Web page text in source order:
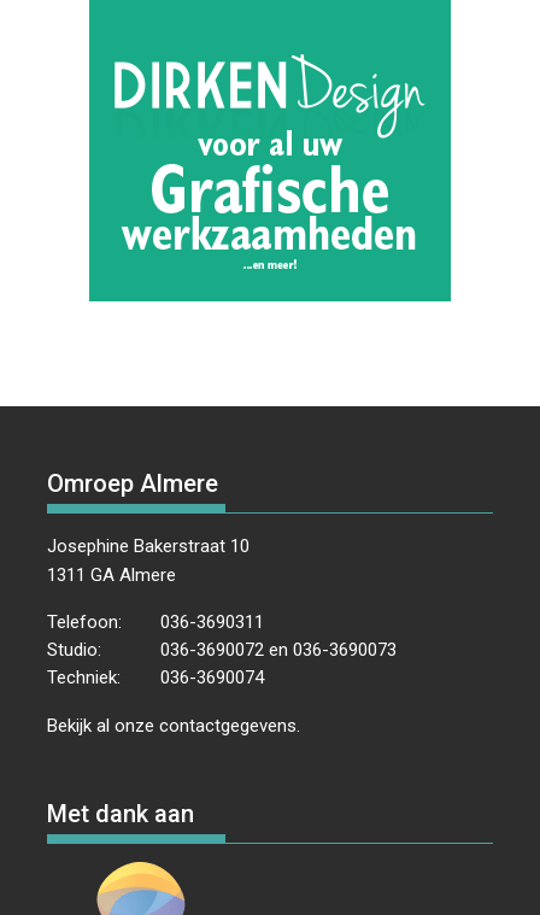
Omroep Almere
Josephine Bakerstraat 10
1311 GA Almere
Telefoon:
036-3690311
Studio:
036-3690072 en 036-3690073
Techniek:
036-3690074
Bekijk al onzecontactgegevens
Met dank aan